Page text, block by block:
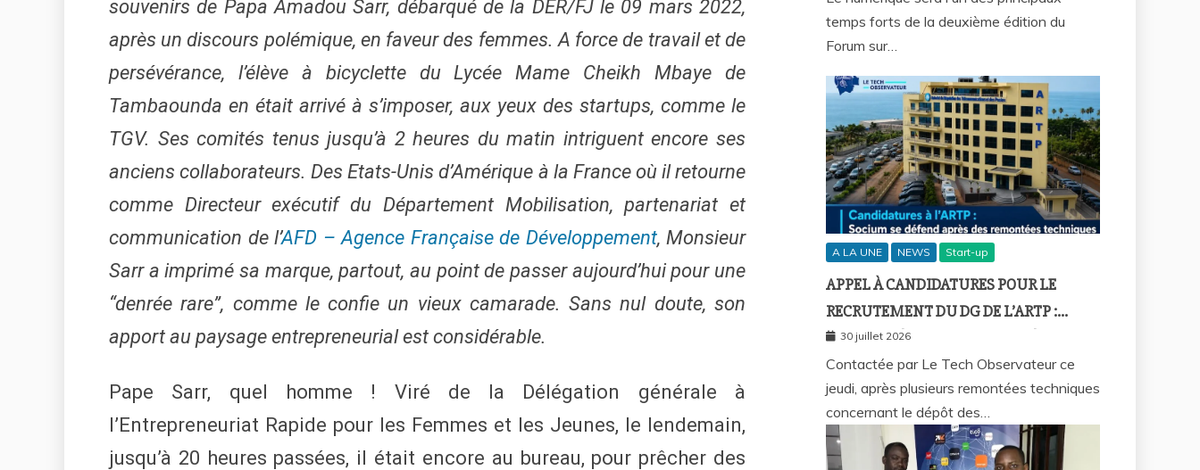
souvenirs de Papa Amadou Sarr, débarqué de la DER/FJ le 09 mars 2022,
après un discours polémique, en faveur des femmes. A force de travail et de
persévérance, l’élève à bicyclette du Lycée Mame Cheikh Mbaye de
Tambaounda en était arrivé à s’imposer, aux yeux des startups, comme le
TGV. Ses comités tenus jusqu’à 2 heures du matin intriguent encore ses
anciens collaborateurs. Des Etats-Unis d’Amérique à la France où il retourne
comme Directeur exécutif du Département Mobilisation, partenariat et
communication de l’AFD – Agence Française de Développement, Monsieur
Sarr a imprimé sa marque, partout, au point de passer aujourd’hui pour une
“denrée rare”, comme le confie un vieux camarade. Sans nul doute, son
apport au paysage entrepreneurial est considérable.
Pape Sarr, quel homme ! Viré de la Délégation générale à
l’Entrepreneuriat Rapide pour les Femmes et les Jeunes, le lendemain,
jusqu’à 20 heures passées, il était encore au bureau, pour prêcher des
LE 10 AOÛT À DAKAR
temps forts de la deuxième édition du
Forum sur…
A LA UNE NEWS Start-up
APPEL À CANDIDATURES POUR LE
RECRUTEMENT DU DG DE L’ARTP :
SOCIUM DÉFEND LA FIABILITÉ DE SA
PLATEFORME MALGRÉ PLUSIEURS
REMONTÉES TECHNIQUES
30 juillet 2026
Contactée par Le Tech Observateur ce
jeudi, après plusieurs remontées techniques
concernant le dépôt des…